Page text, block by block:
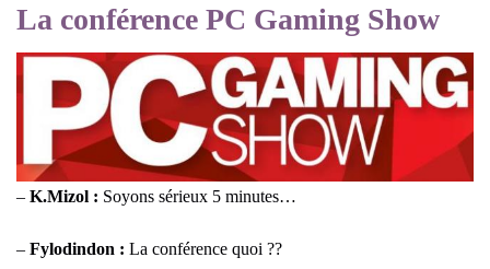
La conférence PC Gaming Show
– K.Mizol : Soyons sérieux 5 minutes…
– Fylodindon : La conférence quoi ??